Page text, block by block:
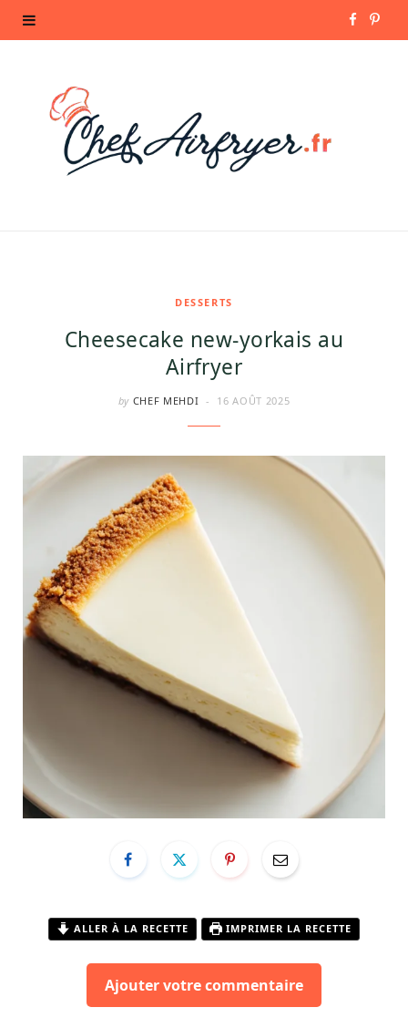
P
DESSERTS
Cheesecake new-yorkais au
Airfryer
by CHEF MEHDI 16 AOÛT 2025
ALLER À LA RECETTE IMPRIMER LA RECETTE
Ajouter votre commentaire